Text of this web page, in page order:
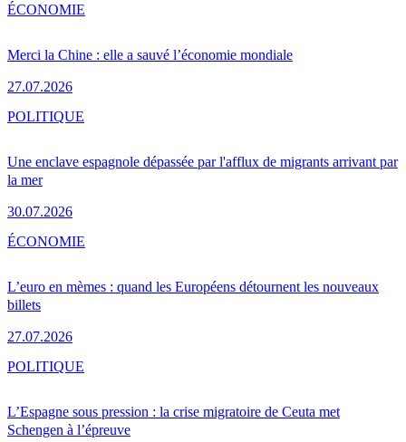
Merci la Chine : elle a sauvé l’économie mondiale
27.07.2026
ÉCONOMIE
Une enclave espagnole dépassée par l'afflux de migrants arrivant par
la mer
30.07.2026
POLITIQUE
L’euro en mèmes : quand les Européens détournent les nouveaux
billets
27.07.2026
ÉCONOMIE
L’Espagne sous pression : la crise migratoire de Ceuta met
Schengen à l’épreuve
POLITIQUE